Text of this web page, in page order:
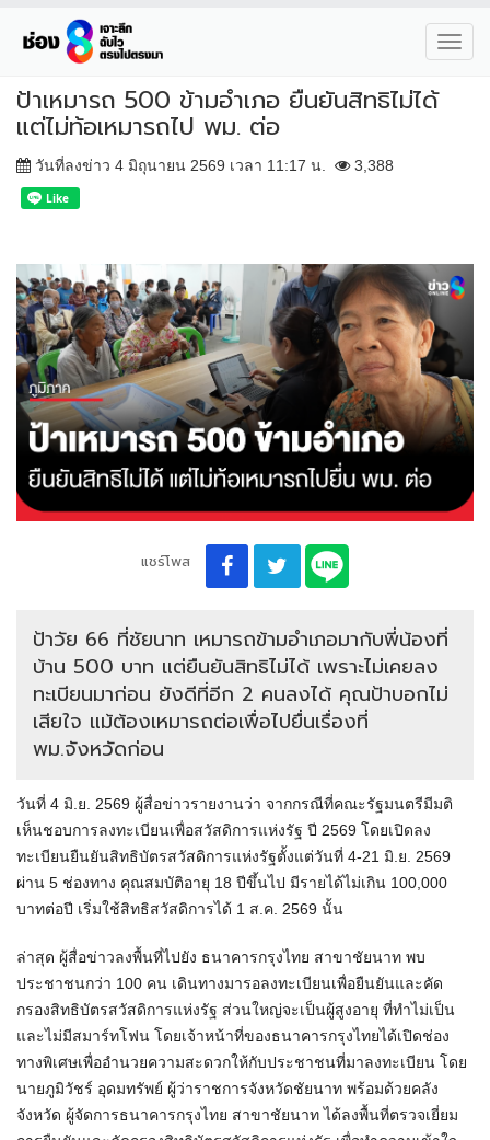
ป้าเหมารถ 500 ข้ามอำเภอ ยืนยันสิทธิไม่ได้
แต่ไม่ท้อเหมารถไป พม. ต่อ
วันที่ลงข่าว 4 มิถุนายน 2569 เวลา 11:17 น. 3,388
แชร์โพส
ป้าวัย 66 ที่ชัยนาท เหมารถข้ามอำเภอมากับพี่น้องที่
บ้าน 500 บาท แต่ยืนยันสิทธิไม่ได้ เพราะไม่เคยลง
ทะเบียนมาก่อน ยังดีที่อีก 2 คนลงได้ คุณป้าบอกไม่
เสียใจ แม้ต้องเหมารถต่อเพื่อไปยื่นเรื่องที่
พม.จังหวัดก่อน
วันที่ 4 มิ.ย. 2569 ผู้สื่อข่าวรายงานว่า จากกรณีที่คณะรัฐมนตรีมีมติ
เห็นชอบการลงทะเบียนเพื่อสวัสดิการแห่งรัฐ ปี 2569 โดยเปิดลง
ทะเบียนยืนยันสิทธิบัตรสวัสดิการแห่งรัฐตั้งแต่วันที่ 4-21 มิ.ย. 2569
ผ่าน 5 ช่องทาง คุณสมบัติอายุ 18 ปีขึ้นไป มีรายได้ไม่เกิน 100,000
บาทต่อปี เริ่มใช้สิทธิสวัสดิการได้ 1 ส.ค. 2569 นั้น
ล่าสุด ผู้สื่อข่าวลงพื้นที่ไปยัง ธนาคารกรุงไทย สาขาชัยนาท พบ
ประชาชนกว่า 100 คน เดินทางมารอลงทะเบียนเพื่อยืนยันและคัด
กรองสิทธิบัตรสวัสดิการแห่งรัฐ ส่วนใหญ่จะเป็นผู้สูงอายุ ที่ทำไม่เป็น
และไม่มีสมาร์ทโฟน โดยเจ้าหน้าที่ของธนาคารกรุงไทยได้เปิดช่อง
ทางพิเศษเพื่ออำนวยความสะดวกให้กับประชาชนที่มาลงทะเบียน โดย
นายภูมิวัชร์ อุดมทรัพย์ ผู้ว่าราชการจังหวัดชัยนาท พร้อมด้วยคลัง
จังหวัด ผู้จัดการธนาคารกรุงไทย สาขาชัยนาท ได้ลงพื้นที่ตรวจเยี่ยม